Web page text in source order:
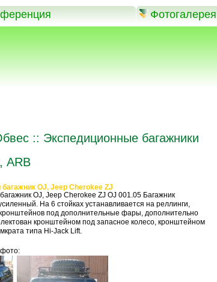
Фотогалерея
:: Экспедиционные багажники
ARB
OJ, Jeep Cherokee ZJ
OJ, Jeep Cherokee ZJ OJ 001.05 Багажник
На 6 стойках устанавливается на реллинги,
под дополнительные фары, дополнительно
кронштейном под запасное колесо, кронштейном
типа Hi-Jack Lift.